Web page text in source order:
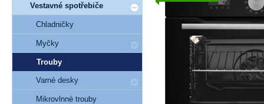
Vestavné spotřebiče
Chladničky
Myčky
Trouby
Varné desky
Mikrovlnné trouby